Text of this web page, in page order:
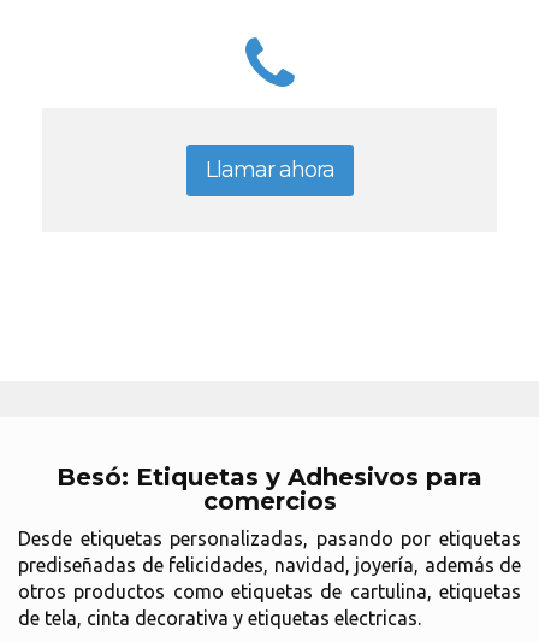
Llamar ahora
Besó: Etiquetas y Adhesivos para
comercios
Desde etiquetas personalizadas, pasando por etiquetas
prediseñadas de felicidades, navidad, joyería, además de
otros productos como etiquetas de cartulina, etiquetas
de tela, cinta decorativa y etiquetas electricas.